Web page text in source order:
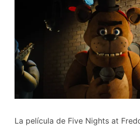
La película de Five Nights at